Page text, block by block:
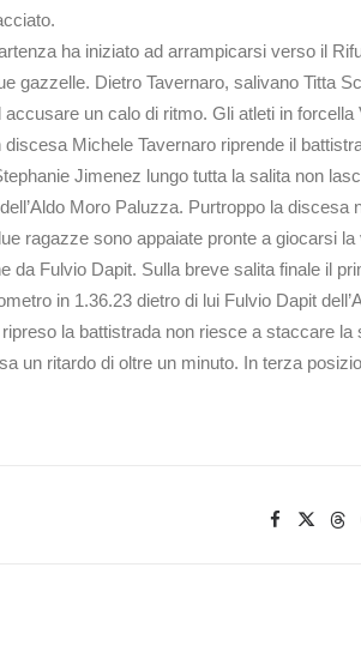
ha iniziato ad arrampicarsi verso il
gazzelle. Dietro Tavernaro, salivano Titta
un calo di ritmo. Gli atleti in
Michele Tavernaro riprende il
Jimenez lungo tutta la salita non
Moro Paluzza. Purtroppo la
ragazze sono appaiate pronte a giocarsi
da Fulvio Dapit. Sulla breve salita finale il
in 1.36.23 dietro di lui Fulvio Dapit
la battistrada non riesce a staccare
un ritardo di oltre un minuto. In terza